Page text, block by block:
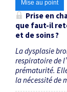
Mise au point
Prise en
que faut-­il
et de soins ?
La dysplasie
respiratoire de
prématurité.
la nécessité de